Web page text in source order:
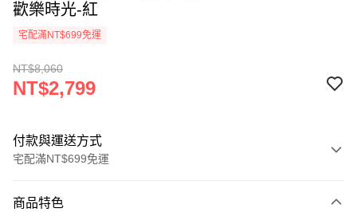
歡樂時光-紅
宅配滿NT$699免運
NT$8,060
NT$2,799
付款與運送方式
宅配滿NT$699免運
商品特色